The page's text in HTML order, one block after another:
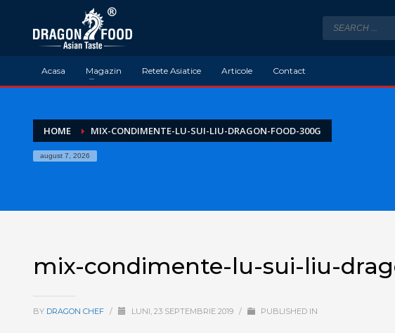
Acasa Magazin Retete Asiatice Articole Contact
HOME MIX-CONDIMENTE-LU-SUI-LIU-DRAGON-FOOD-300G
august 7, 2026
mix-condimente-lu-sui-liu-
BY DRAGON CHEF / LUNI, 23 SEPTEMBRIE 2019 / PUBLISHED IN